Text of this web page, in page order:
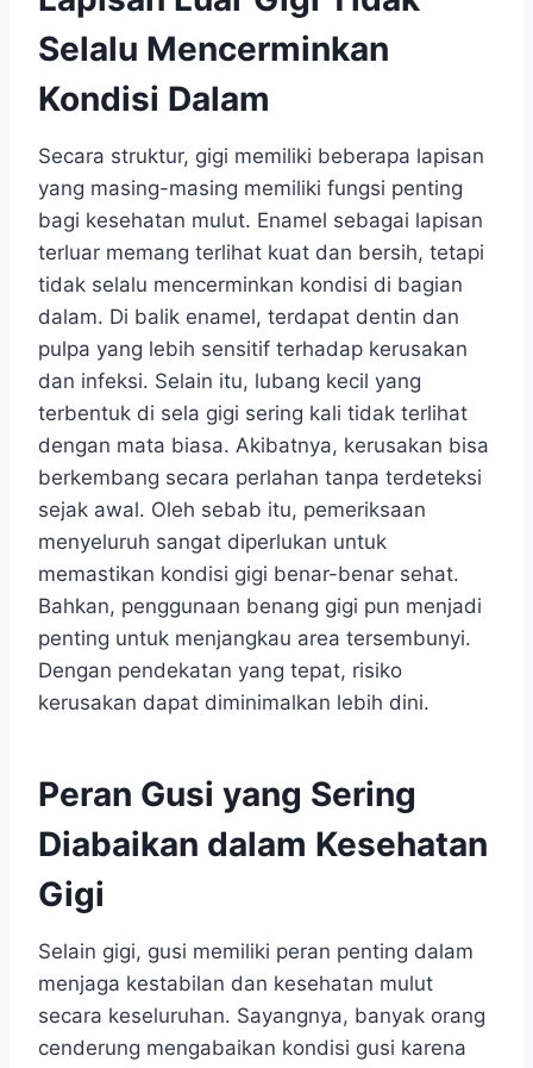
Selalu Mencerminkan
Kondisi Dalam
Secara struktur, gigi memiliki beberapa lapisan
yang masing-masing memiliki fungsi penting
bagi kesehatan mulut. Enamel sebagai lapisan
terluar memang terlihat kuat dan bersih, tetapi
tidak selalu mencerminkan kondisi di bagian
dalam. Di balik enamel, terdapat dentin dan
pulpa yang lebih sensitif terhadap kerusakan
dan infeksi. Selain itu, lubang kecil yang
terbentuk di sela gigi sering kali tidak terlihat
dengan mata biasa. Akibatnya, kerusakan bisa
berkembang secara perlahan tanpa terdeteksi
sejak awal. Oleh sebab itu, pemeriksaan
menyeluruh sangat diperlukan untuk
memastikan kondisi gigi benar-benar sehat.
Bahkan, penggunaan benang gigi pun menjadi
penting untuk menjangkau area tersembunyi.
Dengan pendekatan yang tepat, risiko
kerusakan dapat diminimalkan lebih dini.
Peran Gusi yang Sering
Diabaikan dalam Kesehatan
Gigi
Selain gigi, gusi memiliki peran penting dalam
menjaga kestabilan dan kesehatan mulut
secara keseluruhan. Sayangnya, banyak orang
cenderung mengabaikan kondisi gusi karena